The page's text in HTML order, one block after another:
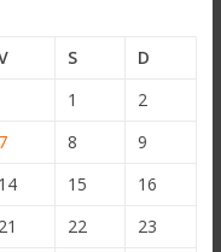
S
D
1
2
7 8
9
14 15
16
21 22
23